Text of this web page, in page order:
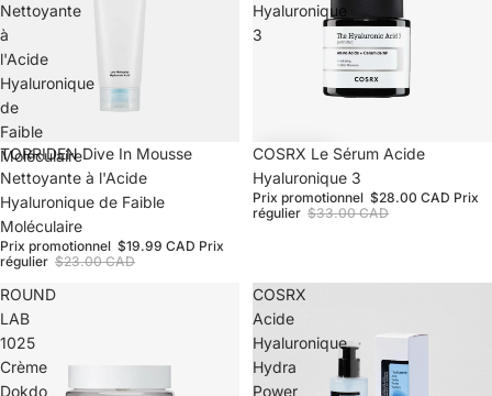
Nettoyante
à
l'Acide
Hyaluronique
de
Faible
Moléculaire
Épuisé
TORRIDEN Dive In Mousse
Nettoyante à l'Acide
Hyaluronique de Faible
Moléculaire
Prix promotionnel $19.99 CAD Prix
régulier $23.00 CAD
Hyaluronique
3
Promotion
COSRX Le Sérum Acide
Hyaluronique 3
Prix promotionnel $28.00 CAD Prix
régulier $33.00 CAD
ROUND
LAB
1025
Crème
Dokdo
COSRX
Acide
Hyaluronique
Hydra
Power